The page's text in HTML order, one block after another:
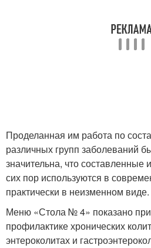
Проделанная им работа по
различных групп заболеваний
значительна, что
сих пор используются в
практически в неизменном виде.
Меню «Стола № 4» показано
профилактике хронических
энтероколитах и